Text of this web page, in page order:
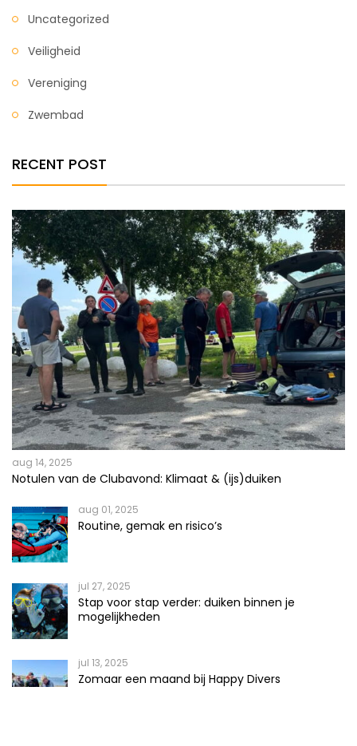
Uncategorized
Veiligheid
Vereniging
Zwembad
RECENT POST
aug 14, 2025
Notulen van de Clubavond: Klimaat & (ijs)duiken
aug 01, 2025
Routine, gemak en risico’s
jul 27, 2025
Stap voor stap verder: duiken binnen je
mogelijkheden
jul 13, 2025
Zomaar een maand bij Happy Divers